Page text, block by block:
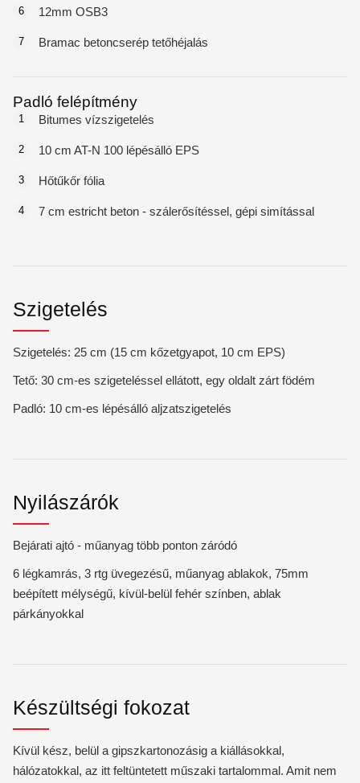
6 12mm OSB3
7 Bramac betoncserép tetőhéjalás
Padló felépítmény
1 Bitumes vízszigetelés
2 10 cm AT-N 100 lépésálló EPS
3 Hőtűkőr fólia
4 7 cm estricht beton - szálerősítéssel, gépi simítással
Szigetelés
Szigetelés: 25 cm (15 cm kőzetgyapot, 10 cm EPS)
Tető: 30 cm-es szigeteléssel ellátott, egy oldalt zárt födém
Padló: 10 cm-es lépésálló aljzatszigetelés
Nyilászárók
Bejárati ajtó - műanyag több ponton záródó
6 légkamrás, 3 rtg üvegezésű, műanyag ablakok, 75mm
beépített mélységű, kívül-belül fehér színben, ablak
párkányokkal
Készültségi fokozat
Kívül kész, belül a gipszkartonozásig a kiállásokkal,
hálózatokkal, az itt feltüntetett műszaki tartalommal. Amit nem